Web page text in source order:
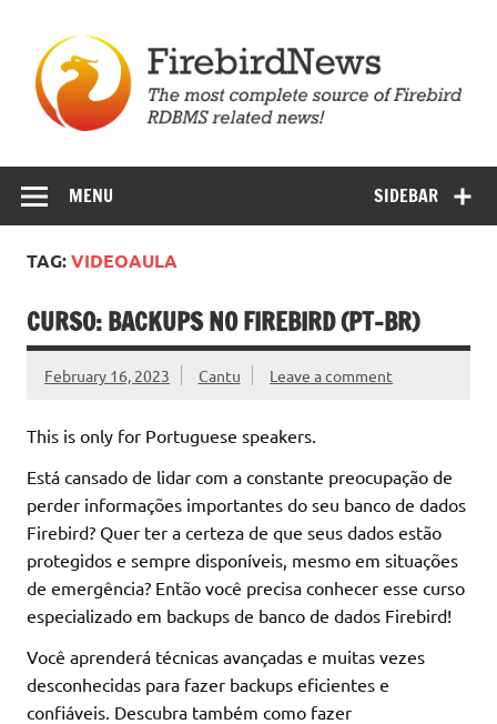
content
SIDEBAR
MENU
TAG:VIDEOAULA
CURSO: BACKUPS NO FIREBIRD (PT-BR)
February 16, 2023 Cantu Leave a comment
This is only for Portuguese speakers.
Está cansado de lidar com a constante preocupação de
perder informações importantes do seu banco de dados
Firebird? Quer ter a certeza de que seus dados estão
protegidos e sempre disponíveis, mesmo em situações
de emergência? Então você precisa conhecer esse curso
especializado em backups de banco de dados Firebird!
Você aprenderá técnicas avançadas e muitas vezes
desconhecidas para fazer backups eficientes e
confiáveis. Descubra também como fazer